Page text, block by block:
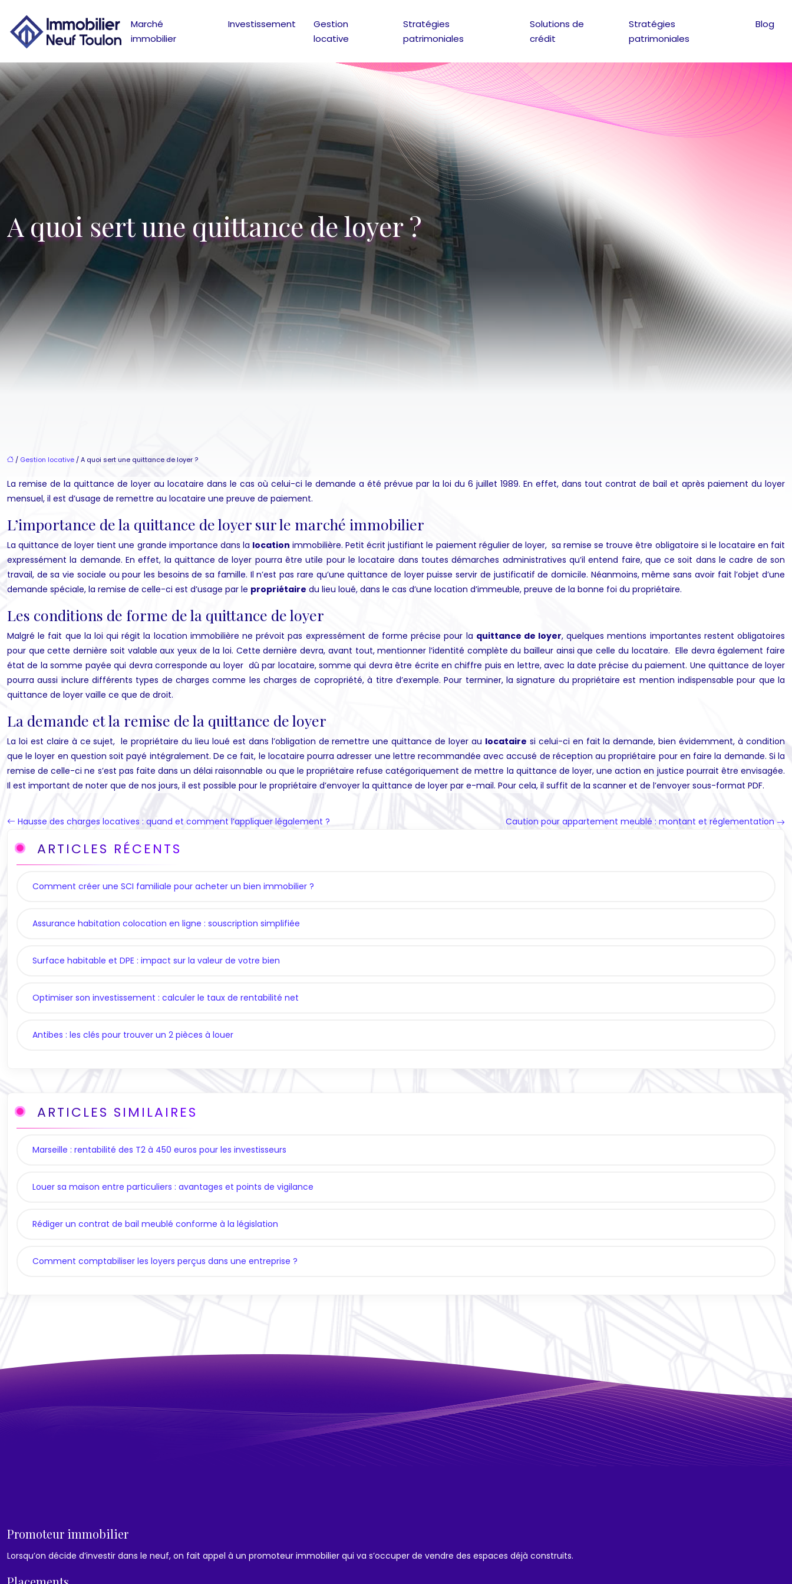
Marché
immobilier
Investissement
Gestion
locative
Stratégies
patrimoniales
Solutions de
crédit
Stratégies
patrimoniales
Blog
A quoi sert une quittance de loyer ?
/ Gestion locative / A quoi sert une quittance de loyer ?
La remise de la quittance de loyer au locataire dans le cas où celui-ci le demande a été prévue par la loi du 6 juillet 1989. En effet, dans tout contrat de bail et après paiement du loyer
mensuel, il est d’usage de remettre au locataire une preuve de paiement.
L’importance de la quittance de loyer sur le marché immobilier
La quittance de loyer tient une grande importance dans la location immobilière. Petit écrit justifiant le paiement régulier de loyer, sa remise se trouve être obligatoire si le locataire en fait
expressément la demande. En effet, la quittance de loyer pourra être utile pour le locataire dans toutes démarches administratives qu’il entend faire, que ce soit dans le cadre de son
travail, de sa vie sociale ou pour les besoins de sa famille. Il n’est pas rare qu’une quittance de loyer puisse servir de justificatif de domicile. Néanmoins, même sans avoir fait l’objet d’une
demande spéciale, la remise de celle-ci est d’usage par le propriétaire du lieu loué, dans le cas d’une location d’immeuble, preuve de la bonne foi du propriétaire.
Les conditions de forme de la quittance de loyer
Malgré le fait que la loi qui régit la location immobilière ne prévoit pas expressément de forme précise pour la quittance de loyer, quelques mentions importantes restent obligatoires
pour que cette dernière soit valable aux yeux de la loi. Cette dernière devra, avant tout, mentionner l’identité complète du bailleur ainsi que celle du locataire. Elle devra également faire
état de la somme payée qui devra corresponde au loyer dû par locataire, somme qui devra être écrite en chiffre puis en lettre, avec la date précise du paiement. Une quittance de loyer
pourra aussi inclure différents types de charges comme les charges de copropriété, à titre d’exemple. Pour terminer, la signature du propriétaire est mention indispensable pour que la
quittance de loyer vaille ce que de droit.
La demande et la remise de la quittance de loyer
La loi est claire à ce sujet, le propriétaire du lieu loué est dans l’obligation de remettre une quittance de loyer au locataire si celui-ci en fait la demande, bien évidemment, à condition
que le loyer en question soit payé intégralement. De ce fait, le locataire pourra adresser une lettre recommandée avec accusé de réception au propriétaire pour en faire la demande. Si la
remise de celle-ci ne s’est pas faite dans un délai raisonnable ou que le propriétaire refuse catégoriquement de mettre la quittance de loyer, une action en justice pourrait être envisagée.
Il est important de noter que de nos jours, il est possible pour le propriétaire d’envoyer la quittance de loyer par e-mail. Pour cela, il suffit de la scanner et de l’envoyer sous-format PDF.
Hausse des charges locatives : quand et comment l’appliquer légalement ? Caution pour appartement meublé : montant et réglementation
ARTICLES RÉCENTS
Comment créer une SCI familiale pour acheter un bien immobilier ?
Assurance habitation colocation en ligne : souscription simplifiée
Surface habitable et DPE : impact sur la valeur de votre bien
Optimiser son investissement : calculer le taux de rentabilité net
Antibes : les clés pour trouver un 2 pièces à louer
ARTICLES SIMILAIRES
Marseille : rentabilité des T2 à 450 euros pour les investisseurs
Louer sa maison entre particuliers : avantages et points de vigilance
Rédiger un contrat de bail meublé conforme à la législation
Comment comptabiliser les loyers perçus dans une entreprise ?
Promoteur immobilier
Lorsqu’on décide d’investir dans le neuf, on fait appel à un promoteur immobilier qui va s’occuper de vendre des espaces déjà construits.